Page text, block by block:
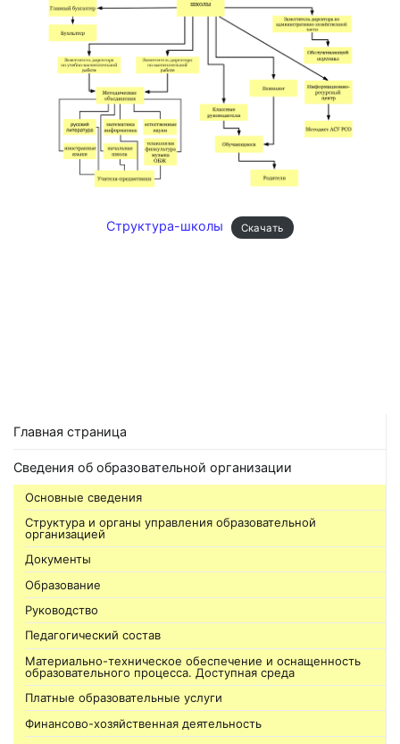
Структура-школы Скачать
Главная страница
Сведения об образовательной организации
Основные сведения
Структура и органы управления образовательной
организацией
Документы
Образование
Руководство
Педагогический состав
Материально-техническое обеспечение и оснащенность
образовательного процесса. Доступная среда
Платные образовательные услуги
Финансово-хозяйственная деятельность